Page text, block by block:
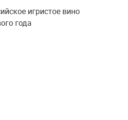
игристое вино
года